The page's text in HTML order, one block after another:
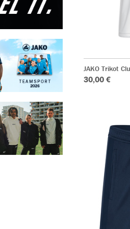
JAKO Trikot
30,00 €